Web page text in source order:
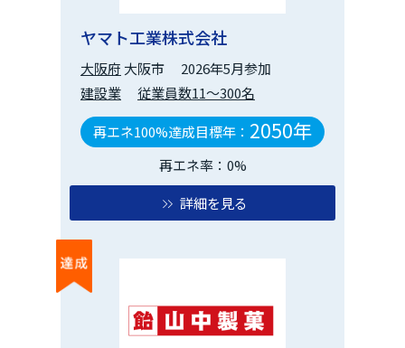
ヤマト工業株式会社
大阪府 大阪市
2026年5月参加
建設業
従業員数11～300名
再エネ100%達成目標年： 2050年
再エネ率：0%
詳細を見る